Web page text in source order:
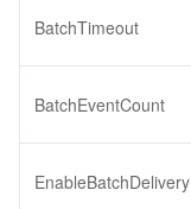
BatchTimeout
BatchEventCount
EnableBatchDelivery